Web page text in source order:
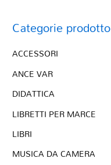
Categorie prodotto
ACCESSORI
ANCE VAR
DIDATTICA
LIBRETTI PER MARCE
LIBRI
MUSICA DA CAMERA